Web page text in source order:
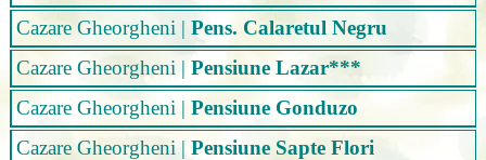
Cazare Gheorgheni | Pens. Calaretul Negru
Cazare Gheorgheni | Pensiune Lazar***
Cazare Gheorgheni | Pensiune Gonduzo
Cazare Gheorgheni | Pensiune Sapte Flori